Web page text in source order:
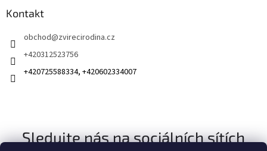
Kontakt
obchod@zvirecirodina.cz
+420312523756
+420725588334, +420602334007
Sledujte nás na sociálních sítích